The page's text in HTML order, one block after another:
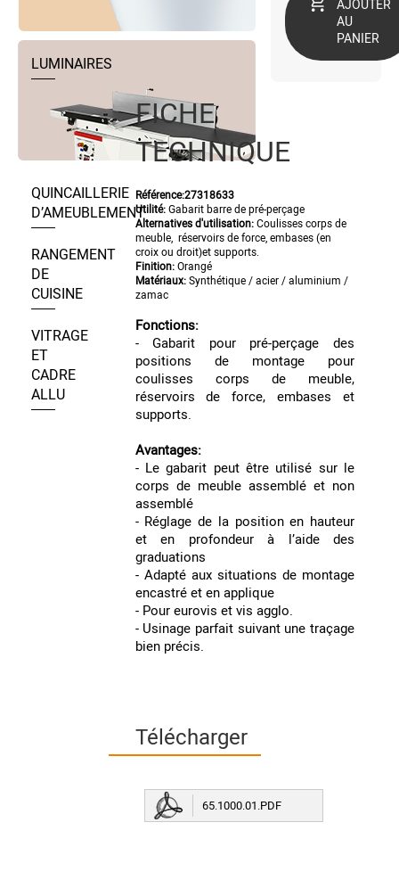
LUMINAIRES
QUINCAILLERIE
D’AMEUBLEMENT
RANGEMENT
DE
CUISINE
VITRAGE
ET
CADRE
ALLU
AJOUTER
AU
PANIER
FICHE
TECHNIQUE
Référence:27318633
Utilité:Gabarit barre de pré-perçage
Alternatives d'utilisation:Coulisses corps de
meuble, réservoirs de force, embases (en
croix ou droit)et supports.
Finition:Orangé
Matériaux:Synthétique / acier / aluminium /
zamac
Fonctions:
- Gabarit pour pré-perçage des
positions de montage pour
coulisses corps de meuble,
réservoirs de force, embases et
supports.
Avantages:
- Le gabarit peut être utilisé sur le
corps de meuble assemblé et non
assemblé
- Réglage de la position en hauteur
et en profondeur à l’aide des
graduations
- Adapté aux situations de montage
encastré et en applique
- Pour eurovis et vis agglo.
- Usinage parfait suivant une traçage
bien précis.
Télécharger
65.1000.01.PDF